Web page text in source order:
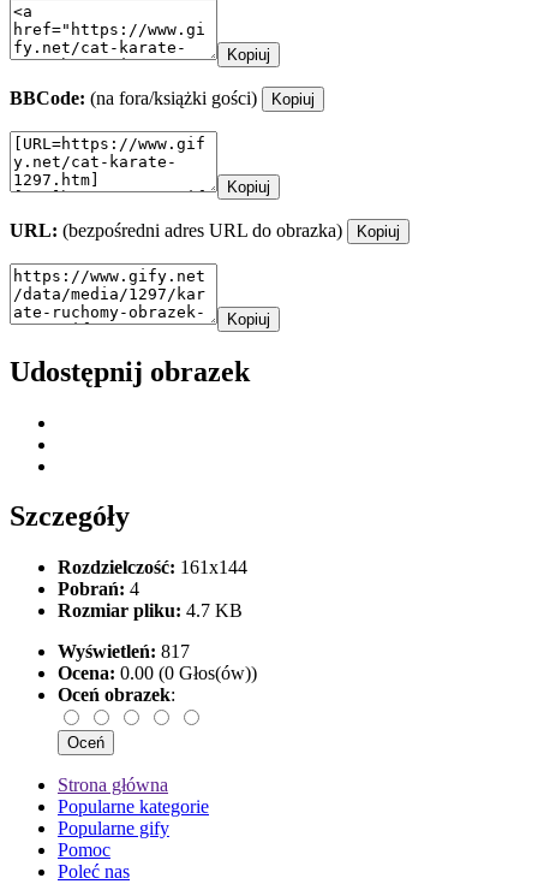
Kopiuj
BBCode: (na fora/książki gości) Kopiuj
Kopiuj
URL: (bezpośredni adres URL do obrazka) Kopiuj
Kopiuj
Udostępnij obrazek
Szczegóły
Rozdzielczość: 161x144
Pobrań: 4
Rozmiar pliku: 4.7 KB
Wyświetleń: 817
Ocena: 0.00 (0 Głos(ów))
Oceń obrazek:
Strona główna
Popularne kategorie
Popularne gify
Pomoc
Poleć nas